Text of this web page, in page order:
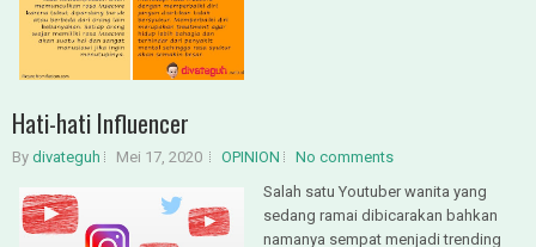
Hati-hati Influencer
By divateguh Mei 17, 2020 OPINION
No comments
Salah satu Youtuber wanita yang
sedang ramai dibicarakan bahkan
namanya sempat menjadi trending